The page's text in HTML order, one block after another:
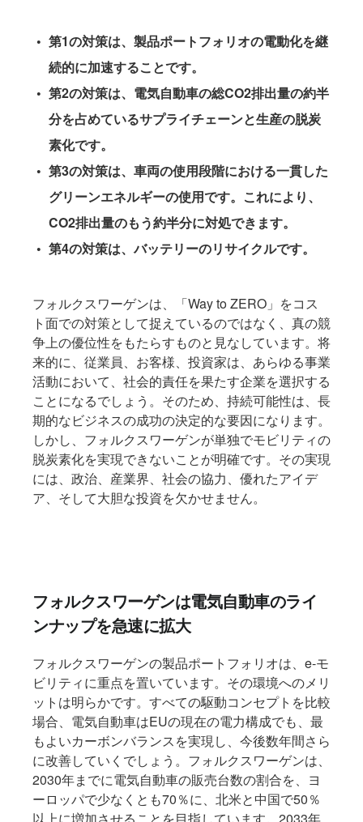
第1の対策は、製品ポートフォリオの電動化を継
続的に加速することです。
第2の対策は、電気自動車の総CO2排出量の約半
分を占めているサプライチェーンと生産の脱炭
素化です。
第3の対策は、車両の使用段階における一貫した
グリーンエネルギーの使用です。これにより、
CO2排出量のもう約半分に対処できます。
第4の対策は、バッテリーのリサイクルです。
フォルクスワーゲンは、「Way to ZERO」をコス
ト面での対策として捉えているのではなく、真の競
争上の優位性をもたらすものと見なしています。将
来的に、従業員、お客様、投資家は、あらゆる事業
活動において、社会的責任を果たす企業を選択する
ことになるでしょう。そのため、持続可能性は、長
期的なビジネスの成功の決定的な要因になります。
しかし、フォルクスワーゲンが単独でモビリティの
脱炭素化を実現できないことが明確です。その実現
には、政治、産業界、社会の協力、優れたアイデ
ア、そして大胆な投資を欠かせません。
フォルクスワーゲンは電気自動車のライ
ンナップを急速に拡大
フォルクスワーゲンの製品ポートフォリオは、e-モ
ビリティに重点を置いています。その環境へのメリ
ットは明らかです。すべての駆動コンセプトを比較
場合、電気自動車はEUの現在の電力構成でも、最
もよいカーボンバランスを実現し、今後数年間さら
に改善していくでしょう。フォルクスワーゲンは、
2030年までに電気自動車の販売台数の割合を、ヨ
ーロッパで少なくとも70％に、北米と中国で50％
以上に増加させることを目指しています。2033年